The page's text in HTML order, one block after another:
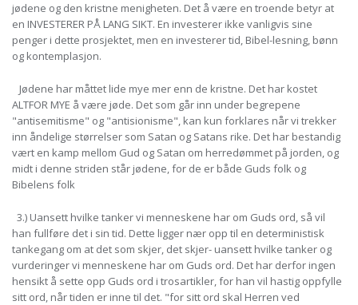
jødene og den kristne menigheten. Det å være en troende betyr at
en INVESTERER PÅ LANG SIKT. En investerer ikke vanligvis sine
penger i dette prosjektet, men en investerer tid, Bibel-lesning, bønn
og kontemplasjon.
Jødene har måttet lide mye mer enn de kristne. Det har kostet
ALTFOR MYE å være jøde. Det som går inn under begrepene
"antisemitisme" og "antisionisme", kan kun forklares når vi trekker
inn åndelige størrelser som Satan og Satans rike. Det har bestandig
vært en kamp mellom Gud og Satan om herredømmet på jorden, og
midt i denne striden står jødene, for de er både Guds folk og
Bibelens folk
3.) Uansett hvilke tanker vi menneskene har om Guds ord, så vil
han fullføre det i sin tid. Dette ligger nær opp til en deterministisk
tankegang om at det som skjer, det skjer- uansett hvilke tanker og
vurderinger vi menneskene har om Guds ord. Det har derfor ingen
hensikt å sette opp Guds ord i trosartikler, for han vil hastig oppfylle
sitt ord, når tiden er inne til det. "for sitt ord skal Herren ved